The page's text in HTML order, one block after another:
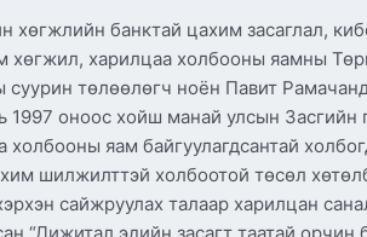
банктай цахим засаглал,
хөгжил, харилцаа холбооны яамны
төлөөлөгч ноён Павит
1997 оноос хойш манай улсын
холбооны яам байгуулагдсантай
шилжилттэй холбоотой төсөл
сайжруулах талаар харилцан
“Дижитал эдийн засагт таатай